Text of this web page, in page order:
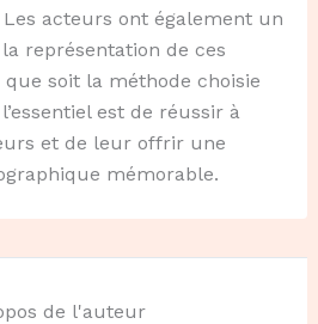
acteurs ont également un
représentation de ces
que soit la méthode choisie
est de réussir à
et de leur offrir une
mémorable.
de l'auteur